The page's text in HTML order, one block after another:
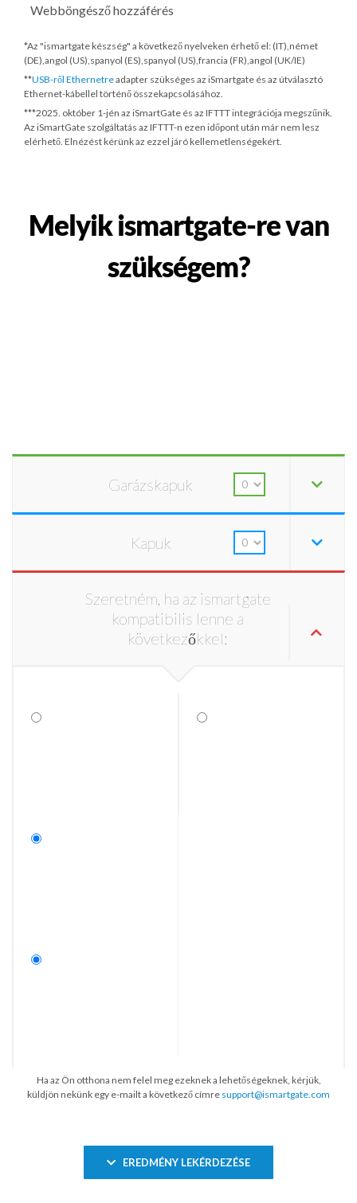
Webböngésző hozzáférés
*Az "ismartgate készség" a következő nyelveken érhető el: (IT),német
(DE),angol (US),spanyol (ES),spanyol (US),francia (FR),angol (UK/IE)
**USB-ről Ethernetreadapter szükséges az iSmartgate és az útválasztó
Ethernet-kábellel történő összekapcsolásához.
***2025. október 1-jén az iSmartGate és az IFTTT integrációja megszűnik.
Az iSmartGate szolgáltatás az IFTTT-n ezen időpont után már nem lesz
elérhető. Elnézést kérünk az ezzel járó kellemetlenségekért.
Melyik ismartgate-re van
szükségem?
Garázskapuk
Kapuk
Szeretném, ha az ismartgate
kompatibilis lenne a
következőkkel:
Ha az Ön otthona nem felel meg ezeknek a lehetőségeknek, kérjük,
küldjön nekünk egy e-mailt a következő címre support@ismartgate.com
EREDMÉNY LEKÉRDEZÉSE